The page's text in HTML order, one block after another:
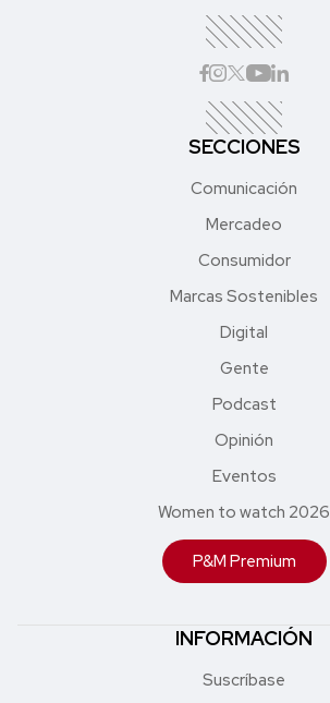
SECCIONES
Comunicación
Mercadeo
Consumidor
Marcas Sostenibles
Digital
Gente
Podcast
Opinión
Eventos
Women to watch 2026
P&M Premium
INFORMACIÓN
Suscríbase